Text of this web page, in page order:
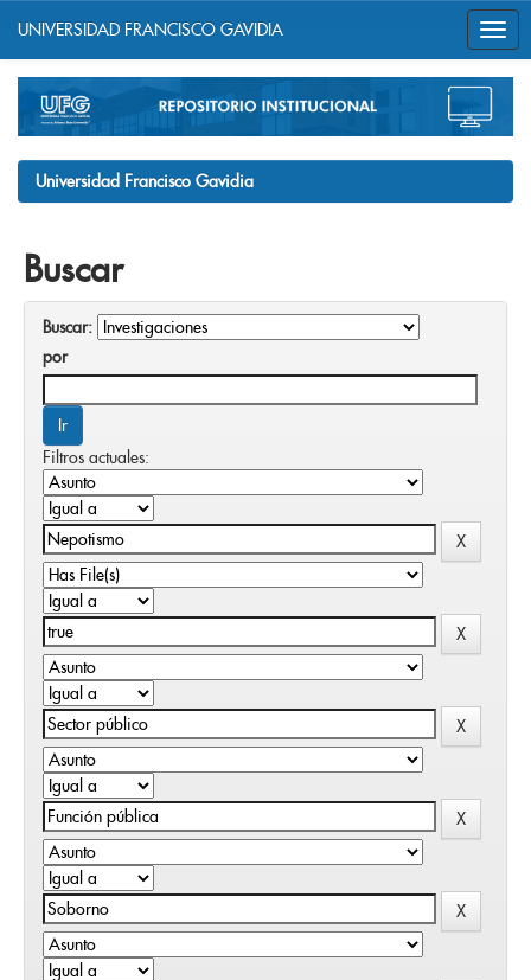
navigation
UNIVERSIDAD FRANCISCO GAVIDIA
Universidad Francisco Gavidia
Buscar
Buscar:
por
Filtros actuales: